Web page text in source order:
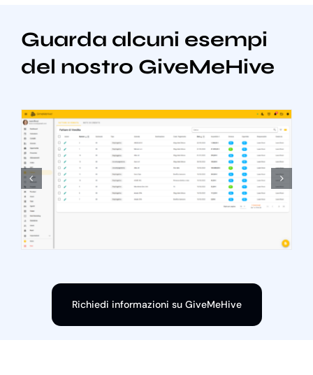
Guarda alcuni esempi
del nostro GiveMeHive
Richiedi informazioni su GiveMeHive